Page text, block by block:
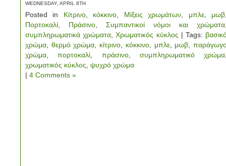
WEDNESDAY, APRIL 8TH
Posted in Κίτρινο, κόκκινο Μίξεις χρωμάτων μπλε, μωβ
Πορτοκαλί
Πράσινο Συμπαντικοί νόμοι και χρώματα
συμπληρωματικά χρώματα ,Χρωματικός κύκλος | Tags:
χρώμα
θερμό χρώμα κίτρινο κόκκινο, μπλε, μωβ ,
χρώμα ,πορτοκαλί πράσινο, συμπληρωματικό χρώμα
χρωματικός κύκλος
ψυχρό χρώμα
| 4 Comments »